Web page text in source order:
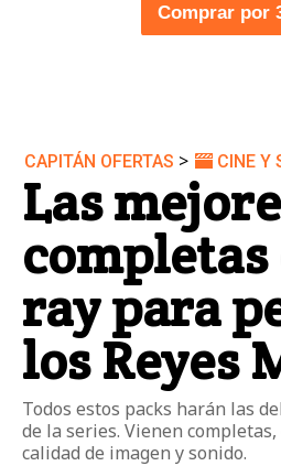
Comprar por
CAPITÁN OFERTAS > CINE Y
Las
completas
ray para
los Reyes
Todos estos packs harán las
de la series. Vienen
calidad de imagen y sonido.